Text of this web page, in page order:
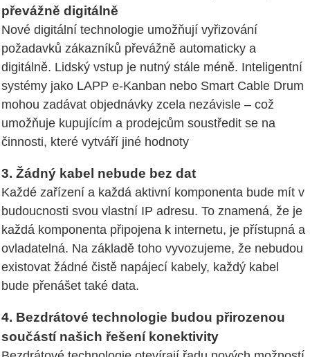
převážně digitálně
Nové digitální technologie umožňují vyřizování
požadavků zákazníků převážně automaticky a
digitálně. Lidský vstup je nutný stále méně. Inteligentní
systémy jako LAPP e-Kanban nebo Smart Cable Drum
mohou zadávat objednávky zcela nezávisle – což
umožňuje kupujícím a prodejcům soustředit se na
činnosti, které vytváří jiné hodnoty
3. Žádný kabel nebude bez dat
Každé zařízení a každá aktivní komponenta bude mít v
budoucnosti svou vlastní IP adresu. To znamená, že je
každá komponenta připojena k internetu, je přístupná a
ovladatelná. Na základě toho vyvozujeme, že nebudou
existovat žádné čistě napájecí kabely, každý kabel
bude přenášet také data.
4. Bezdrátové technologie budou přirozenou
součástí našich řešení konektivity